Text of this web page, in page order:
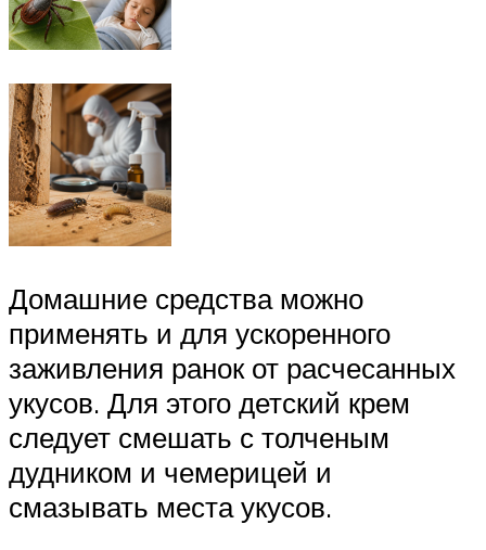
Домашние средства можно
применять и для ускоренного
заживления ранок от расчесанных
укусов. Для этого детский крем
следует смешать с толченым
дудником и чемерицей и
смазывать места укусов.